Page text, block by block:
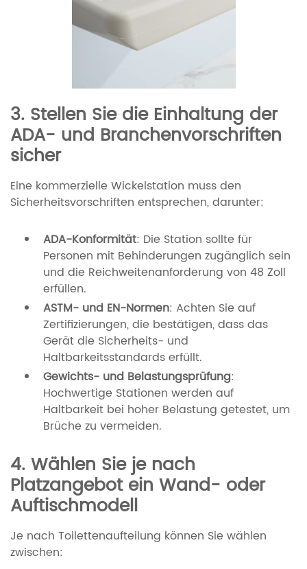
3. Stellen Sie die Einhaltung der
ADA- und Branchenvorschriften
sicher
Eine kommerzielle Wickelstation muss den
Sicherheitsvorschriften entsprechen, darunter:
ADA-Konformität: Die Station sollte für
Personen mit Behinderungen zugänglich sein
und die Reichweitenanforderung von 48 Zoll
erfüllen.
ASTM- und EN-Normen: Achten Sie auf
Zertifizierungen, die bestätigen, dass das
Gerät die Sicherheits- und
Haltbarkeitsstandards erfüllt.
Gewichts- und Belastungsprüfung:
Hochwertige Stationen werden auf
Haltbarkeit bei hoher Belastung getestet, um
Brüche zu vermeiden.
4. Wählen Sie je nach
Platzangebot ein Wand- oder
Auftischmodell
Je nach Toilettenaufteilung können Sie wählen
zwischen: